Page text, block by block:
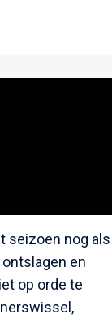
seizoen nog als
en
op orde te